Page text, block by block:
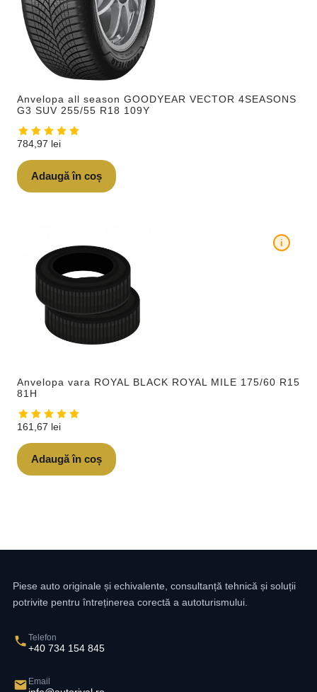
Anvelopa all season GOODYEAR VECTOR 4SEASONS
G3 SUV 255/55 R18 109Y
784,97 lei
Adaugă în coș
Anvelopa vara ROYAL BLACK ROYAL MILE 175/60 R15
81H
i
161,67 lei
Adaugă în coș
Piese auto originale și echivalente, consultanță tehnică și soluții
potrivite pentru întreținerea corectă a autoturismului.
Telefon
+40 734 154 845
Email